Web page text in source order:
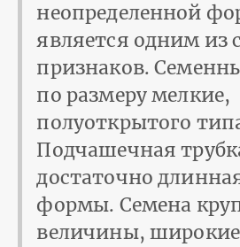
неопределенной
является одним из
признаков.
по размеру мелкие,
полуоткрытого
Подчашечная
достаточно
формы. Семена
величины,